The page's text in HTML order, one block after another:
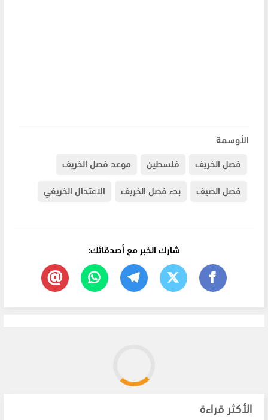
الأوسمة
فصل الخريف
فلسطين
موعد فصل الخريف
فصل الصيف
بدء فصل الخريف الاعتدال الخريفي
شارك الخبر مع أصدقائك:
الأكثر قراءة